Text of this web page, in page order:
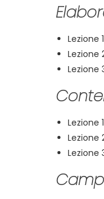
Lezione
Lezione
Lezione
Lezione
Lezione
Lezione